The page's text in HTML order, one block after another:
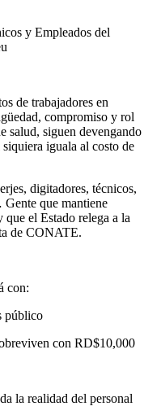
y Empleados del
de trabajadores en
compromiso y rol
salud, siguen devengando
iguala al costo de
digitadores, técnicos,
que mantiene
el Estado relega a la
de CONATE.
con:
público
con RD$10,000
la realidad del personal